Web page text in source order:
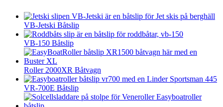
VB-Jetski Båtslip
VB-150 Båtslip
Roller 2000XR Båtvagn
VR-700E Båtslip